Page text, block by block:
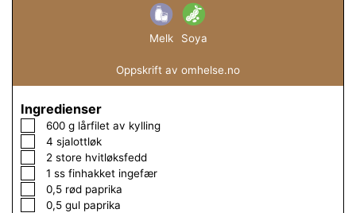
Melk Soya
Oppskrift av omhelse.no
Ingredienser
▢
600 g lårfilet av kylling
▢
4 sjalottløk
▢2 store hvitløksfedd
▢
1 ss finhakket ingefær
▢
0,5 rød paprika
▢
0,5 gul paprika